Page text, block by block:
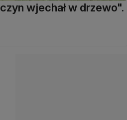
wjechał w drzewo".